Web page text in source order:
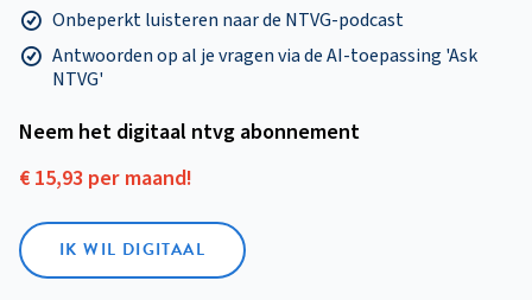
Onbeperkt luisteren naar de NTVG-podcast
Antwoorden op al je vragen via de AI-toepassing 'Ask
NTVG'
Neem het digitaal ntvg abonnement
€ 15,93 per maand!
IK WIL DIGITAAL